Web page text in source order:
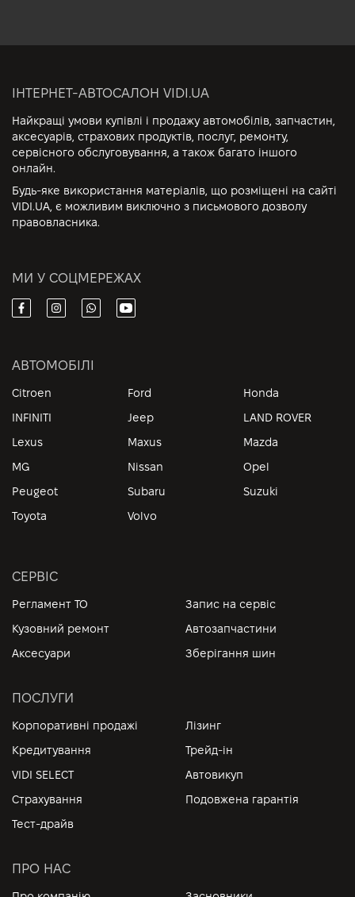
ІНТЕРНЕТ-АВТОСАЛОН VIDI.UA
Найкращі умови купівлі і продажу автомобілів, запчастин,
аксесуарів, страхових продуктів, послуг, ремонту,
сервісного обслуговування, а також багато іншого
онлайн.
Будь-яке використання матеріалів, що розміщені на сайті
VIDI.UA, є можливим виключно з письмового дозволу
правовласника.
МИ У СОЦМЕРЕЖАХ
АВТОМОБІЛІ
Citroen Ford
Honda
INFINITI
Jeep
LAND ROVER
Lexus
Maxus
Mazda
MG
Nissan
Opel
Peugeot
Subaru
Suzuki
Toyota
Volvo
СЕРВІС
Регламент ТО
Запис на сервіс
Кузовний ремонт
Автозапчастини
Аксесуари
Зберігання шин
ПОСЛУГИ
Корпоративні продажі
Лізинг
Кредитування
Трейд-ін
VIDI SELECT
Автовикуп
Страхування
Подовжена гарантія
Тест-драйв
ПРО НАС